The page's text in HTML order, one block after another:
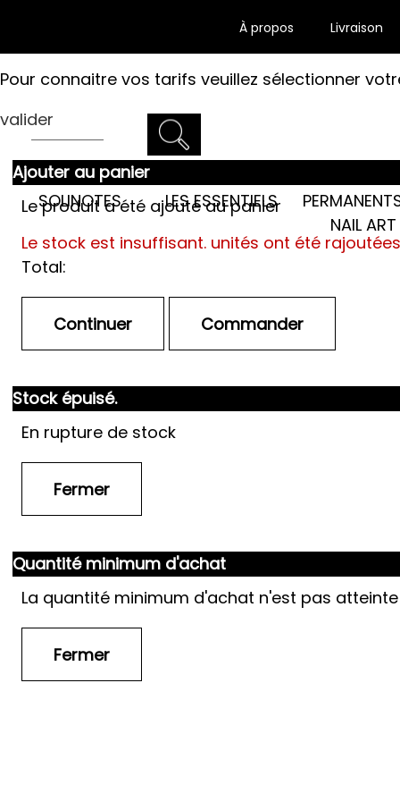
À propos Livraison
Pour connaitre vos tarifs veuillez sélectionner
valider
Ajouter au panier
Le produit a été ajouté au panier
Le stock est insuffisant. unités ont été
Total:
Stock épuisé.
En rupture de stock
Quantité minimum d'achat
La quantité minimum d'achat n'est pas atteinte
SOLINOTES LES ESSENTIELS
NAIL ART